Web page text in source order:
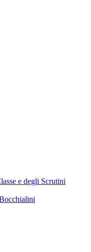
e degli Scrutini